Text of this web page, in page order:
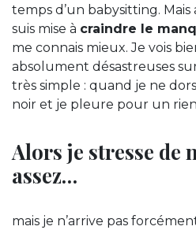
temps d’un babysitting. Mais
suis mise à craindre le
me connais mieux. Je vois
absolument désastreuses
très simple : quand je ne
noir et je pleure pour un
Alors je stresse de
assez…
mais je n’arrive pas